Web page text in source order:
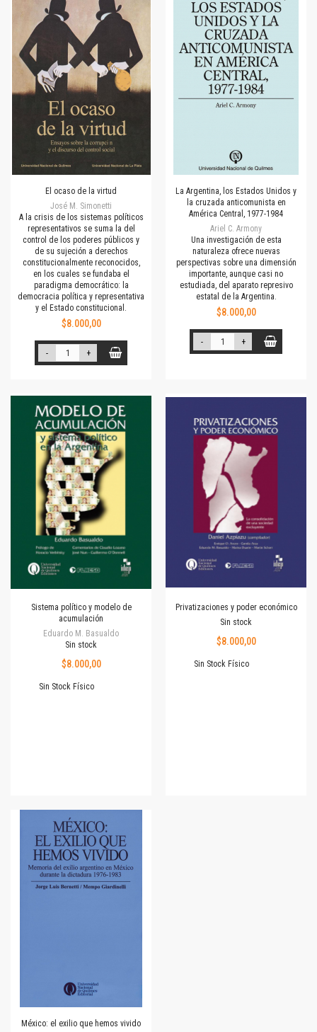
El ocaso de la virtud
José M. Simonetti
A la crisis de los sistemas políticos
representativos se suma la del
control de los poderes públicos y
de su sujeción a derechos
constitucionalmente reconocidos,
en los cuales se fundaba el
paradigma democrático: la
democracia política y representativa
y el Estado constitucional.
$8.000,00
- +
La Argentina, los Estados Unidos y
la cruzada anticomunista en
América Central, 1977-1984
Ariel C. Armony
Una investigación de esta
naturaleza ofrece nuevas
perspectivas sobre una dimensión
importante, aunque casi no
estudiada, del aparato represivo
estatal de la Argentina.
$8.000,00
- +
Sistema político y modelo de
acumulación
Eduardo M. Basualdo
Sin stock
$8.000,00
Sin Stock Físico
Privatizaciones y poder económico
Sin stock
$8.000,00
Sin Stock Físico
México: el exilio que hemos vivido